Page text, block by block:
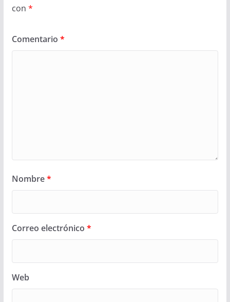
con *
Comentario *
Nombre*
Correo electrónico *
Web